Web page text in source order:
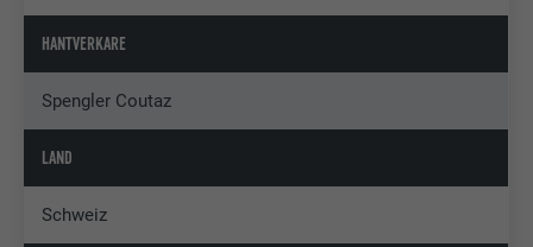
HANTVERKARE
Spengler Coutaz
LAND
Schweiz